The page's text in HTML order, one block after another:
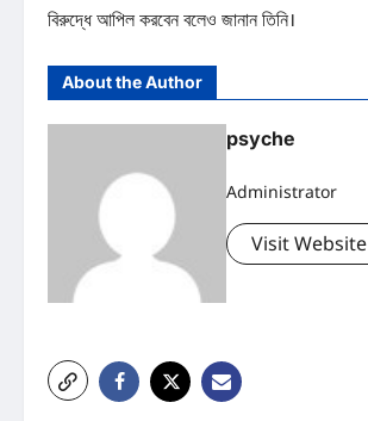
বিরুদ্ধে আপিল করবেন বলেও জানান তিনি।
About the Author
psyche
Administrator
Visit Website